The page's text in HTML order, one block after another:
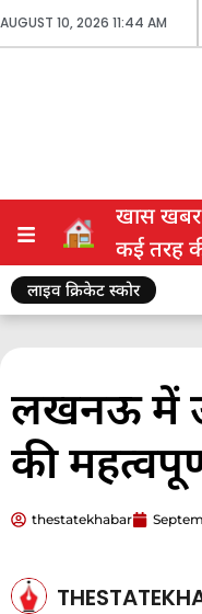
AUGUST 10, 2026 11:44 AM
खास खबर
कई तरह
लाइव क्रिकेट स्कोर
लखनऊ में
की
thestatekhabar